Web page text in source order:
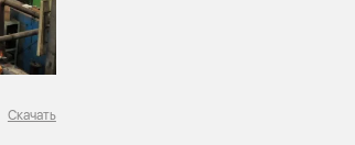
Скачать